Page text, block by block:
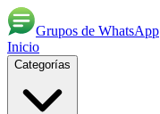
Grupos de WhatsApp
Inicio
Categorías